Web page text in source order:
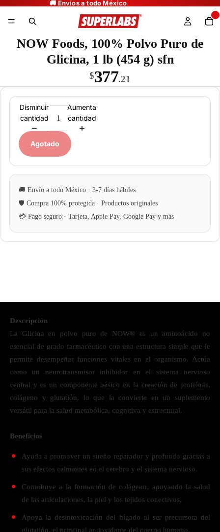
NOW Foods, 100% Polvo Puro de
Glicina, 1 lb (454 g) sfn
$377.21
Disminuir
cantidad
Aumentar
cantidad
Agotado
Descripción
La Glicina en polvo puro de NOW® es un aminoácido no
esencial de grado farmacéutico con una estructura simple que le
permite desempeñar funciones vitales en el organismo. Actúa
como un neurotransmisor inhibidor en el sistema nervioso
central y es un componente básico en la creación de proteínas,
colágeno y glutatión, lo que la convierte en un suplemento
versátil para la salud metabólica, cognitiva y estructural.
Beneficios
Ayuda a promover un sueño reparador y profundo gracias a
sus efectos calmantes en el cerebro y el sistema nervioso.
Contribuye a la formación de colágeno, apoyando la salud
de las articulaciones, la piel y los tejidos conectivos.
Apoya la desintoxicación del hígado al ser precursora del
glutatión, el principal antioxidante del cuerpo humano.